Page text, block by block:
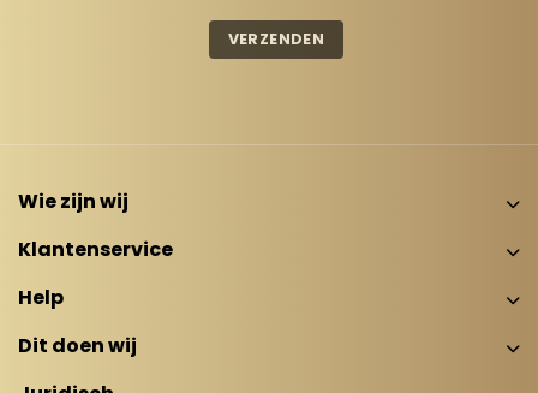
Wie zijn wij
Klantenservice
Help
Dit doen wij